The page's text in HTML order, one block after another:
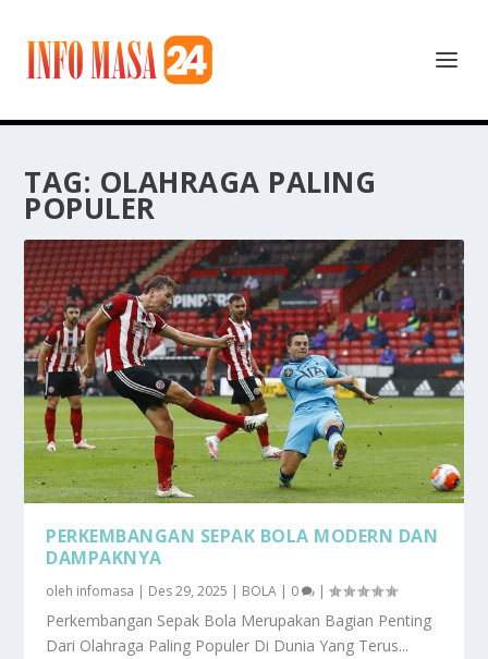
TAG: OLAHRAGA PALING
POPULER
PERKEMBANGAN SEPAK BOLA MODERN DAN
DAMPAKNYA
oleh infomasa | Des 29, 2025 | BOLA | 0 |
Perkembangan Sepak Bola Merupakan Bagian Penting
Dari Olahraga Paling Populer Di Dunia Yang Terus...